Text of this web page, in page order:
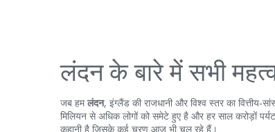
लंदन के बारे में सभी
जब हमलंदन, इंग्लैंड की राजधानी और विश्व स्तर का
मिलियन से अधिक लोगों को समेटे हुए है और हर साल करोड़ों
कहानी है जिसके कई चरण आज भी चल रहे हैं।